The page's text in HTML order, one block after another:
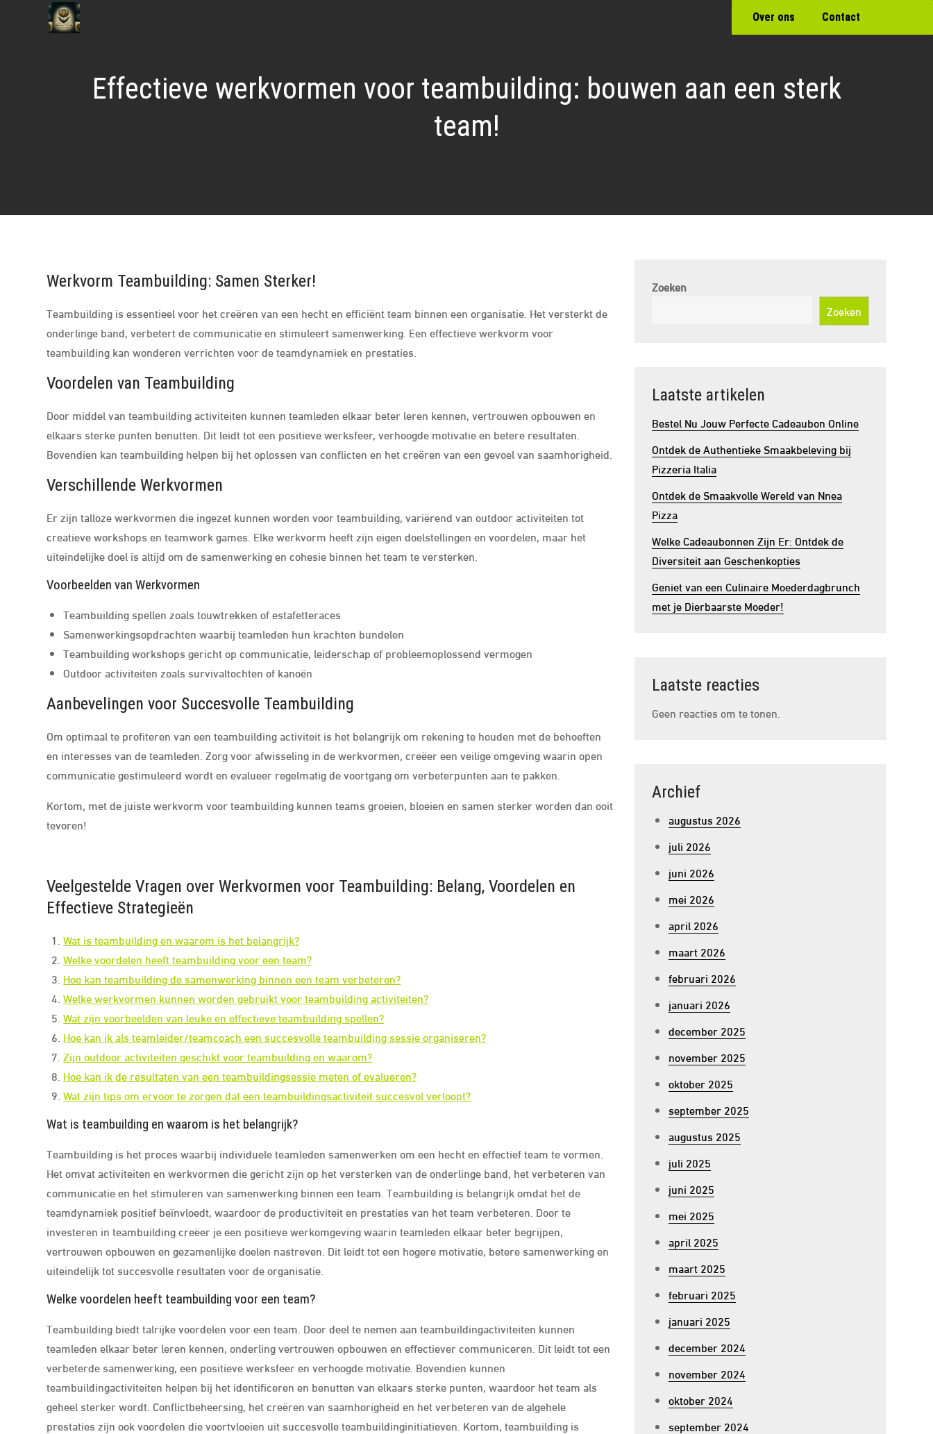
Over ons Contact
Effectieve werkvormen voor teambuilding: bouwen aan een sterk
team!
Werkvorm Teambuilding: Samen Sterker!
Teambuilding is essentieel voor het creëren van een hecht en efficiënt team binnen een organisatie. Het versterkt de
onderlinge band, verbetert de communicatie en stimuleert samenwerking. Een effectieve werkvorm voor
teambuilding kan wonderen verrichten voor de teamdynamiek en prestaties.
Voordelen van Teambuilding
Door middel van teambuilding activiteiten kunnen teamleden elkaar beter leren kennen, vertrouwen opbouwen en
elkaars sterke punten benutten. Dit leidt tot een positieve werksfeer, verhoogde motivatie en betere resultaten.
Bovendien kan teambuilding helpen bij het oplossen van conflicten en het creëren van een gevoel van saamhorigheid.
Verschillende Werkvormen
Er zijn talloze werkvormen die ingezet kunnen worden voor teambuilding, variërend van outdoor activiteiten tot
creatieve workshops en teamwork games. Elke werkvorm heeft zijn eigen doelstellingen en voordelen, maar het
uiteindelijke doel is altijd om de samenwerking en cohesie binnen het team te versterken.
Voorbeelden van Werkvormen
Teambuilding spellen zoals touwtrekken of estafetteraces
Samenwerkingsopdrachten waarbij teamleden hun krachten bundelen
Teambuilding workshops gericht op communicatie, leiderschap of probleemoplossend vermogen
Outdoor activiteiten zoals survivaltochten of kanoën
Aanbevelingen voor Succesvolle Teambuilding
Om optimaal te profiteren van een teambuilding activiteit is het belangrijk om rekening te houden met de behoeften
en interesses van de teamleden. Zorg voor afwisseling in de werkvormen, creëer een veilige omgeving waarin open
communicatie gestimuleerd wordt en evalueer regelmatig de voortgang om verbeterpunten aan te pakken.
Kortom, met de juiste werkvorm voor teambuilding kunnen teams groeien, bloeien en samen sterker worden dan ooit
tevoren!
Veelgestelde Vragen over Werkvormen voor Teambuilding: Belang, Voordelen en
Effectieve Strategieën
Wat is teambuilding en waarom is het belangrijk?
Welke voordelen heeft teambuilding voor een team?
Hoe kan teambuilding de samenwerking binnen een team verbeteren?
Welke werkvormen kunnen worden gebruikt voor teambuilding activiteiten?
Wat zijn voorbeelden van leuke en effectieve teambuilding spellen?
Hoe kan ik als teamleider/teamcoach een succesvolle teambuilding sessie organiseren?
Zijn outdoor activiteiten geschikt voor teambuilding en waarom?
Hoe kan ik de resultaten van een teambuildingsessie meten of evalueren?
Wat zijn tips om ervoor te zorgen dat een teambuildingsactiviteit succesvol verloopt?
Wat is teambuilding en waarom is het belangrijk?
Teambuilding is het proces waarbij individuele teamleden samenwerken om een hecht en effectief team te vormen.
Het omvat activiteiten en werkvormen die gericht zijn op het versterken van de onderlinge band, het verbeteren van
communicatie en het stimuleren van samenwerking binnen een team. Teambuilding is belangrijk omdat het de
teamdynamiek positief beïnvloedt, waardoor de productiviteit en prestaties van het team verbeteren. Door te
investeren in teambuilding creëer je een positieve werkomgeving waarin teamleden elkaar beter begrijpen,
vertrouwen opbouwen en gezamenlijke doelen nastreven. Dit leidt tot een hogere motivatie, betere samenwerking en
uiteindelijk tot succesvolle resultaten voor de organisatie.
Welke voordelen heeft teambuilding voor een team?
Teambuilding biedt talrijke voordelen voor een team. Door deel te nemen aan teambuildingactiviteiten kunnen
teamleden elkaar beter leren kennen, onderling vertrouwen opbouwen en effectiever communiceren. Dit leidt tot een
verbeterde samenwerking, een positieve werksfeer en verhoogde motivatie. Bovendien kunnen
teambuildingactiviteiten helpen bij het identificeren en benutten van elkaars sterke punten, waardoor het team als
geheel sterker wordt. Conflictbeheersing, het creëren van saamhorigheid en het verbeteren van de algehele
prestaties zijn ook voordelen die voortvloeien uit succesvolle teambuildinginitiatieven. Kortom, teambuilding is
Zoeken
Zoeken
Laatste artikelen
Bestel Nu Jouw Perfecte Cadeaubon Online
Ontdek de Authentieke Smaakbeleving bij
Pizzeria Italia
Ontdek de Smaakvolle Wereld van Nnea
Pizza
Welke Cadeaubonnen Zijn Er: Ontdek de
Diversiteit aan Geschenkopties
Geniet van een Culinaire Moederdagbrunch
met je Dierbaarste Moeder!
Laatste reacties
Geen reacties om te tonen.
Archief
augustus 2026
juli 2026
juni 2026
mei 2026
april 2026
maart 2026
februari 2026
januari 2026
december 2025
november 2025
oktober 2025
september 2025
augustus 2025
juli 2025
juni 2025
mei 2025
april 2025
maart 2025
februari 2025
januari 2025
december 2024
november 2024
oktober 2024
september 2024